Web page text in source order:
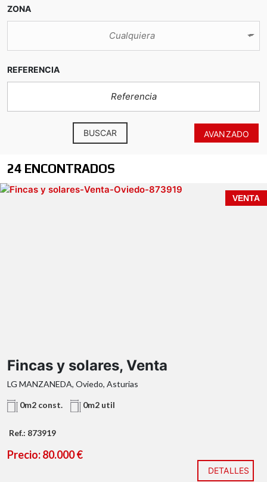
ZONA
Cualquiera
REFERENCIA
AVANZADO
BUSCAR
24 ENCONTRADOS
VENTA
Fincas y solares, Venta
LG MANZANEDA, Oviedo, Asturias
0m2 const. 0m2 util
Ref.: 873919
Precio: 80.000 €
DETALLES